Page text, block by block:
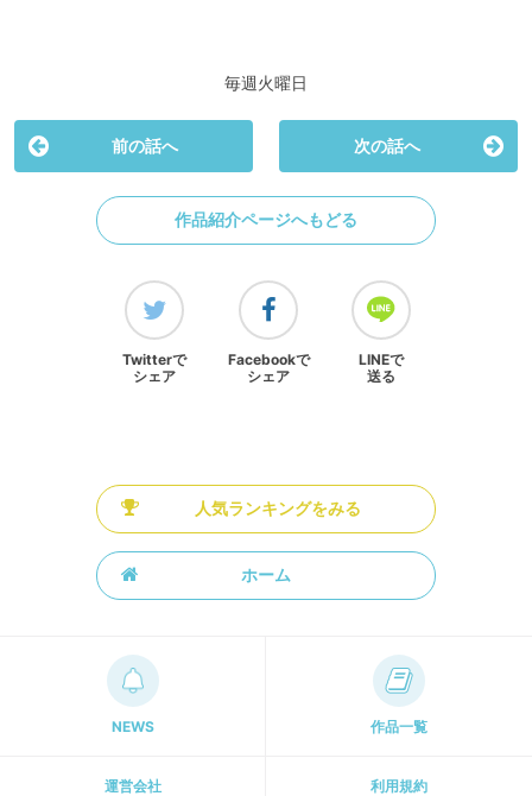
毎週火曜日
前の話へ 次の話へ
作品紹介ページへもどる
Twitterで
シェア
Facebookで
シェア
LINEで
送る
人気ランキングをみる
ホーム
NEWS 作品一覧
運営会社 利用規約